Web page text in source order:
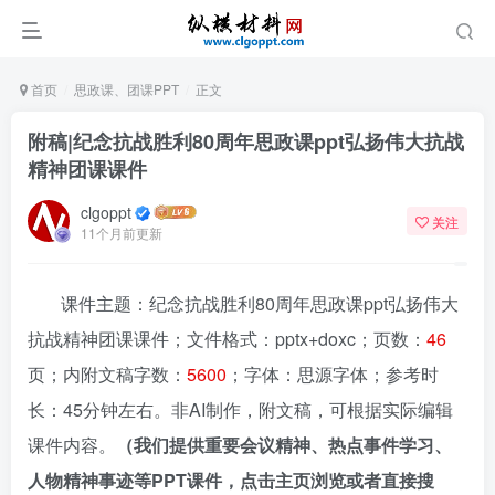
首页 思政课、团课PPT 正文
附稿|纪念抗战胜利80周年思政课ppt弘扬伟大抗战
精神团课课件
clgoppt
11个月前更新
关注
课件主题：纪念抗战胜利80周年思政课ppt弘扬伟大
抗战精神团课课件；文件格式：pptx+doxc；页数： 46
页；内附文稿字数： 5600 ；字体：思源字体；参考时
长：45分钟左右。非AI制作，附文稿，可根据实际编辑
课件内容。
（我们提供重要会议精神、热点事件学习、
人物精神事迹等PPT课件，点击主页浏览或者直接搜